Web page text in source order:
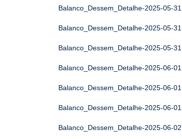
Balanco_Dessem_Detalhe-2025-05-31
Balanco_Dessem_Detalhe-2025-05-31
Balanco_Dessem_Detalhe-2025-05-31
Balanco_Dessem_Detalhe-2025-06-01
Balanco_Dessem_Detalhe-2025-06-01
Balanco_Dessem_Detalhe-2025-06-01
Balanco_Dessem_Detalhe-2025-06-02